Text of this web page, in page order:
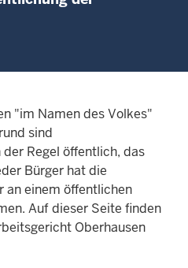
"im Namen des Volkes"
sind
Regel öffentlich, das
Bürger hat die
an einem öffentlichen
Auf dieser Seite finden
Oberhausen